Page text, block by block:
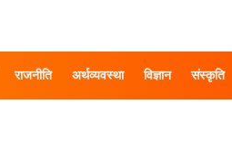
राजनीति अर्थव्यवस्था विज्ञान संस्कृति